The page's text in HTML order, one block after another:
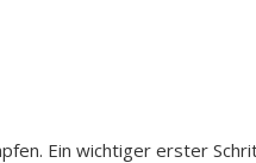
Ein wichtiger erster